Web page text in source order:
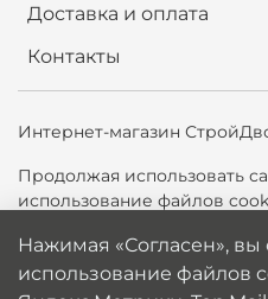
Доставка и оплата
Контакты
Интернет-магазин
Продолжая использовать
использование файлов
можете отключить cookie в
Политика обработки
Нажимая «Согласен», вы
использование файлов